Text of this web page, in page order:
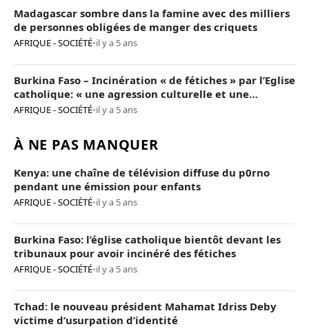
Madagascar sombre dans la famine avec des milliers
de personnes obligées de manger des criquets
AFRIQUE - SOCIÉTÉ•il y a 5 ans
Burkina Faso – Incinération « de fétiches » par l’Eglise
catholique: « une agression culturelle et une
provocation de trop »
AFRIQUE - SOCIÉTÉ•il y a 5 ans
À NE PAS MANQUER
Kenya: une chaîne de télévision diffuse du p0rno
pendant une émission pour enfants
AFRIQUE - SOCIÉTÉ•il y a 5 ans
Burkina Faso: l’église catholique bientôt devant les
tribunaux pour avoir incinéré des fétiches
AFRIQUE - SOCIÉTÉ•il y a 5 ans
Tchad: le nouveau président Mahamat Idriss Deby
victime d’usurpation d’identité